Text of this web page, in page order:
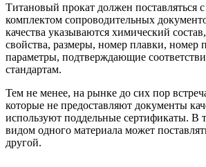
Титановый прокат должен поставляться
комплектом сопроводительных
качества указываются химический
свойства, размеры, номер плавки, номер
параметры, подтверждающие
стандартам.
Тем не менее, на рынке до сих пор
которые не предоставляют документы
используют поддельные сертификаты. В
видом одного материала может
другой.